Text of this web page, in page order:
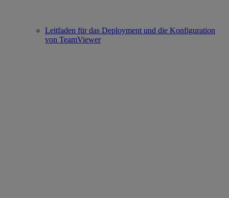
Leitfaden für das Deployment und die Konfiguration
von TeamViewer